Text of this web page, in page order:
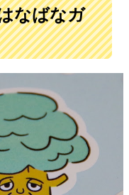
なばなガ